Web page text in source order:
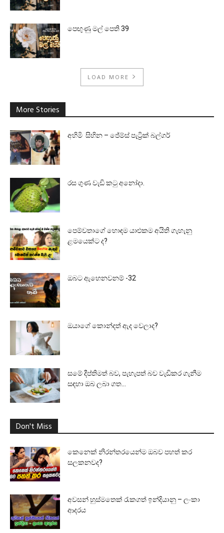
පෙඟුණු මල් පෙති 39
LOAD MORE
More Stories
අහිමි සිහින – ජේම්ස් පැට්‍රික් බල්ගර්
රස ගුණ වැඩි කටු අනෝදා.
පෙම්වතාගේ හොඳම යාළුකම අයිති ගැහැනු
ළමයෙක්ට ද?
ඔබට ඇහෙනවනම් -32
ඔයාගේ කොන්දත් ඇද වෙලාද?
සමේ දීප්තිමත් බව, පැහැපත් බව වැඩිකර ගැනීම
සඳහා ඔබ ලබා ගත...
Don't Miss
කෙනෙක් නිරන්තරයෙන්ම ඔබව පහත් කර
සලකනවද?
අවසන් හුස්මතෙක් රැකගත් ඉන්දියානු – ලංකා
ආදරය